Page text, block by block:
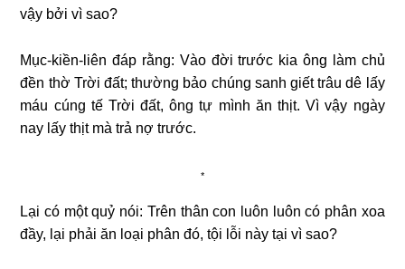
vậy bởi vì sao?
Mục-kiền-liên đáp rằng: Vào đời trước kia ông làm chủ
đền thờ Trời đất; thường bảo chúng sanh giết trâu dê lấy
máu cúng tế Trời đất, ông tự mình ăn thịt. Vì vậy ngày
nay lấy thịt mà trả nợ trước.
*
Lại có một quỷ nói: Trên thân con luôn luôn có phân xoa
đầy, lại phải ăn loại phân đó, tội lỗi này tại vì sao?